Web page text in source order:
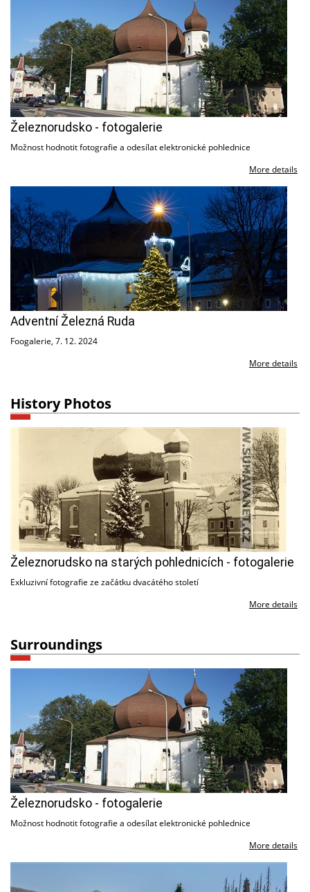
Železnorudsko - fotogalerie
Možnost hodnotit fotografie a odesílat elektronické pohlednice
More details
Adventní Železná Ruda
Foogalerie, 7. 12. 2024
More details
History Photos
Železnorudsko na starých pohlednicích - fotogalerie
Exkluzivní fotografie ze začátku dvacátého století
More details
Surroundings
Železnorudsko - fotogalerie
Možnost hodnotit fotografie a odesílat elektronické pohlednice
More details